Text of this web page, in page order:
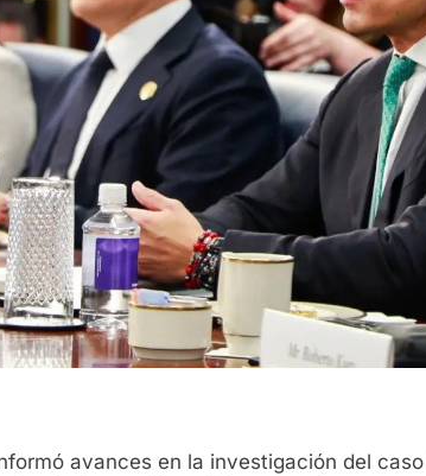
avances en la investigación del